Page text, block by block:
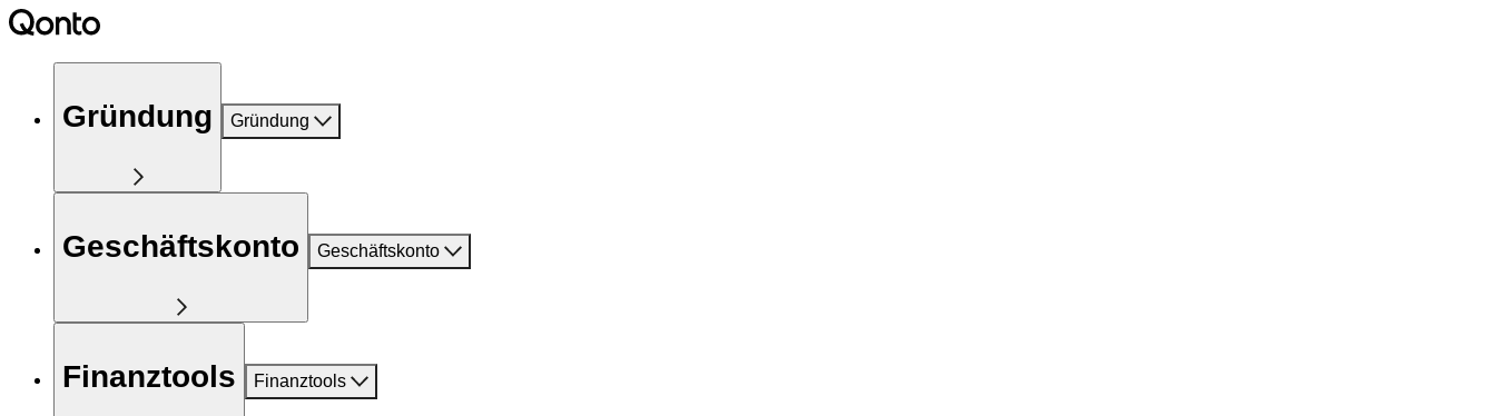
Gründung Gründung
Geschäftskonto Geschäftskonto
Finanztools Finanztools